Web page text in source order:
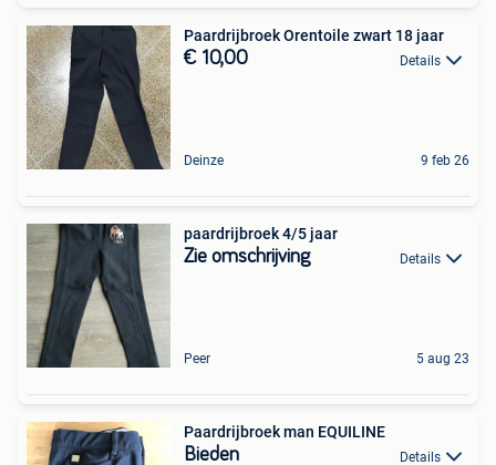
Paardrijbroek Orentoile zwart 18 jaar
€ 10,00 Details
Deinze 9 feb 26
paardrijbroek 4/5 jaar
Zie omschrijving Details
Peer 5 aug 23
Paardrijbroek man EQUILINE
Bieden Details